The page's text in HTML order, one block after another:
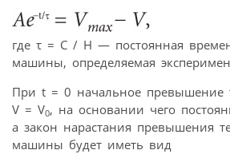
где τ = C / H — постоянная
машины, определяемая
При t = 0 начальное превышение
V = V0, на основании чего
а закон нарастания превышения
машины будет иметь вид